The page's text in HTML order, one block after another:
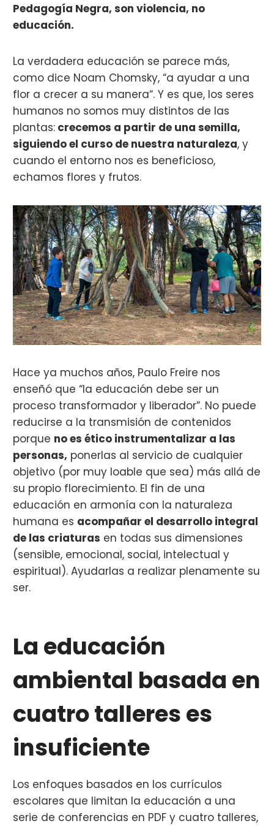
Pedagogía Negra, son violencia, no
educación.
La verdadera educación se parece más,
como dice Noam Chomsky, “a ayudar a una
flor a crecer a su manera“. Y es que, los seres
humanos no somos muy distintos de las
plantas:crecemos a partir de una semilla,
siguiendo el curso de nuestra naturaleza, y
cuando el entorno nos es beneficioso,
echamos flores y frutos.
Hace ya muchos años, Paulo Freire nos
enseñó que “la educación debe ser un
proceso transformador y liberador”. No puede
reducirse a la transmisión de contenidos
porque no es ético instrumentalizar a las
personas, ponerlas al servicio de cualquier
objetivo (por muy loable que sea) más allá de
su propio florecimiento. El fin de una
educación en armonía con la naturaleza
humana es acompañar el desarrollo integral
de las criaturas en todas sus dimensiones
(sensible, emocional, social, intelectual y
espiritual). Ayudarlas a realizar plenamente su
ser.
La educación
ambiental basada en
cuatro talleres es
insuficiente
Los enfoques basados en los currículos
escolares que limitan la educación a una
serie de conferencias en PDF y cuatro talleres,